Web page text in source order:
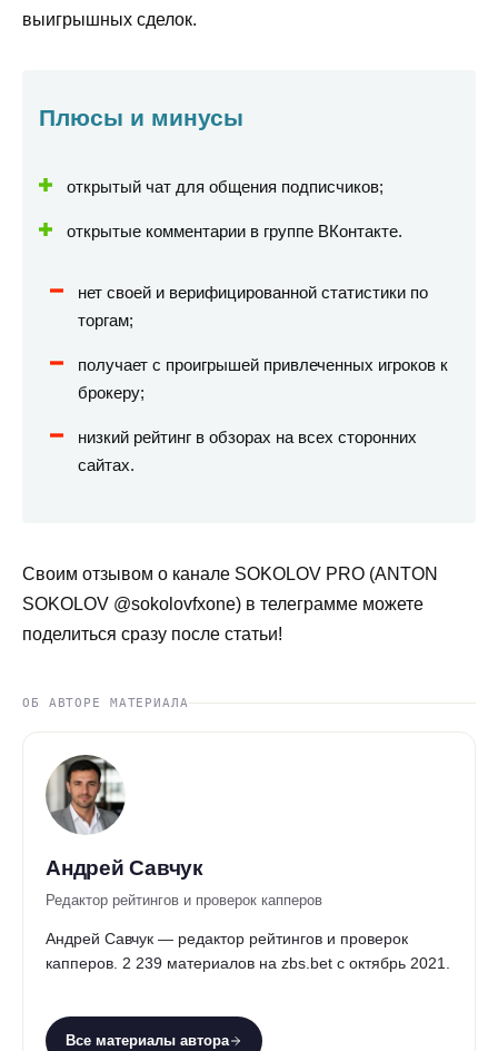
выигрышных сделок.
Плюсы и минусы
открытый чат для общения подписчиков;
открытые комментарии в группе ВКонтакте.
нет своей и верифицированной статистики по
торгам;
получает с проигрышей привлеченных игроков к
брокеру;
низкий рейтинг в обзорах на всех сторонних
сайтах.
Своим отзывом о канале SOKOLOV PRO (ANTON
SOKOLOV @sokolovfxone) в телеграмме можете
поделиться сразу после статьи!
ОБ АВТОРЕ МАТЕРИАЛА
Андрей Савчук
Редактор рейтингов и проверок капперов
Андрей Савчук — редактор рейтингов и проверок
капперов. 2 239 материалов на zbs.bet с октябрь 2021.
Все материалы автора